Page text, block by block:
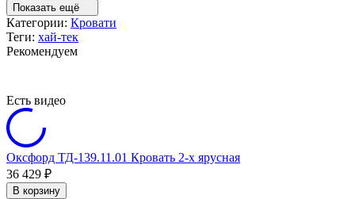
Показать ещё
Категории: Кровати
Теги: хай-тек
Рекомендуем
Есть видео
Оксфорд ТД-139.11.01 Кровать 2-х ярусная
36 429 ₽
В корзину